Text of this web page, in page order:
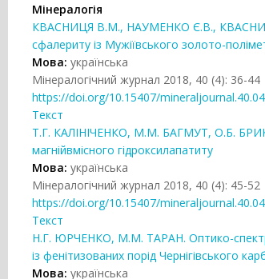
Мінералогія
КВАСНИЦЯ В.М., НАУМЕНКО Є.В.,
сфалериту із Мужіївського золото-
Мова: українська
Мінералогічний журнал 2018, 40 (4): 36-44
https://doi.org/10.15407/
Текст
Т.Г. КАЛІНІЧЕНКО, М.М. БАГМУТ, О.Б.
магнійвмісного гідроксилапатиту
Мова: українська
Мінералогічний журнал 2018, 40 (4): 45-52
https://doi.org/10.15407/
Текст
Н.Г. ЮРЧЕНКО, М.М. ТАРАН. Оптико-
із фенітизованих порід Чернігівського
Мова: українська